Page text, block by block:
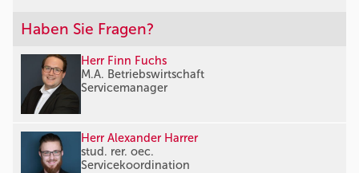
Haben Sie Fragen?
Herr Finn Fuchs
M.A. Betriebswirtschaft
Servicemanager
Herr Alexander Harrer
stud. rer. oec.
Servicekoordination